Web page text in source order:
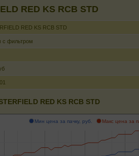
RED KS RCB STD
RED KS RCB STD
с фильтром
RED KS RCB STD
Мин цена за пачку, руб. Макс цена за